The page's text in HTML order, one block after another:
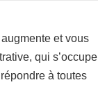
et vous
qui s’occupe
à toutes